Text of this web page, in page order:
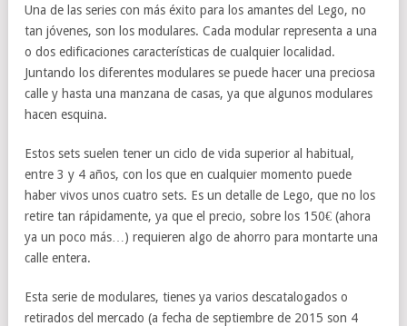
Una de las series con más éxito para los amantes del Lego, no
tan jóvenes, son los modulares. Cada modular representa a una
o dos edificaciones características de cualquier localidad.
Juntando los diferentes modulares se puede hacer una preciosa
calle y hasta una manzana de casas, ya que algunos modulares
hacen esquina.
Estos sets suelen tener un ciclo de vida superior al habitual,
entre 3 y 4 años, con los que en cualquier momento puede
haber vivos unos cuatro sets. Es un detalle de Lego, que no los
retire tan rápidamente, ya que el precio, sobre los 150€ (ahora
ya un poco más…) requieren algo de ahorro para montarte una
calle entera.
Esta serie de modulares, tienes ya varios descatalogados o
retirados del mercado (a fecha de septiembre de 2015 son 4